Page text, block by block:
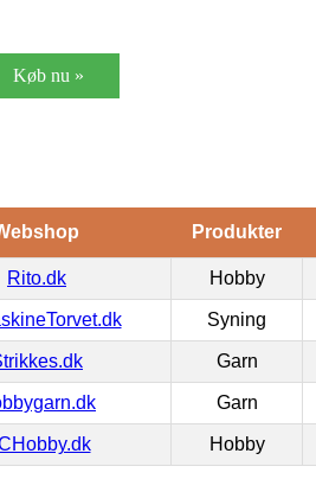
Køb nu »
Produkter
Rito.dk Hobby
Syning
Garn
Garn
Hobby